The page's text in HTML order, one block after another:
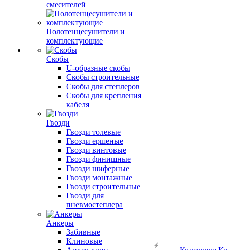
смесителей
Полотенцесушители и
комплектующие
Скобы
U-образные скобы
Скобы строительные
Скобы для степлеров
Скобы для крепления
кабеля
Гвозди
Гвозди толевые
Гвозди ершеные
Гвозди винтовые
Гвозди финишные
Гвозди шиферные
Гвозди монтажные
Гвозди строительные
Гвозди для
пневмостеплера
Анкеры
Забивные
Клиновые